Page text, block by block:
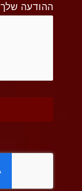
ההודעה שלך